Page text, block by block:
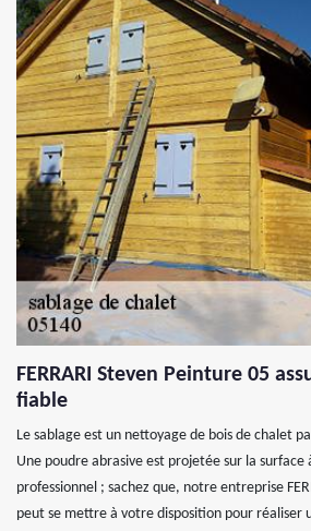
FERRARI Steven Peinture 05
fiable
Le sablage est un nettoyage de bois de chalet
Une poudre abrasive est projetée sur la
professionnel ; sachez que, notre entreprise
peut se mettre à votre disposition pour réaliser